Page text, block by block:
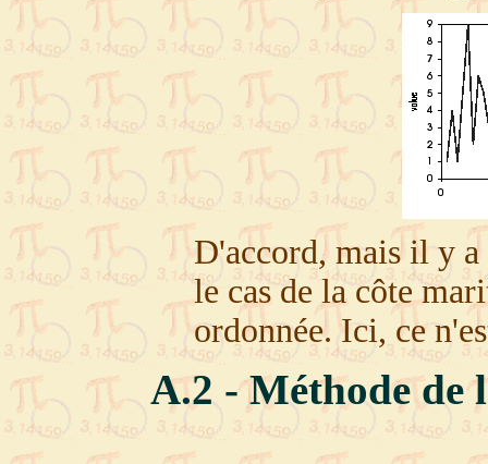
D'accord, mais il y a
le cas de la côte
ordonnée. Ici, ce
A.2 - Méthode de